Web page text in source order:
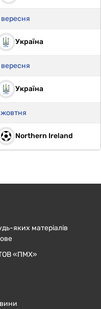
Україна
Україна
Northern Ireland
яких матеріалів
«ПМХ»